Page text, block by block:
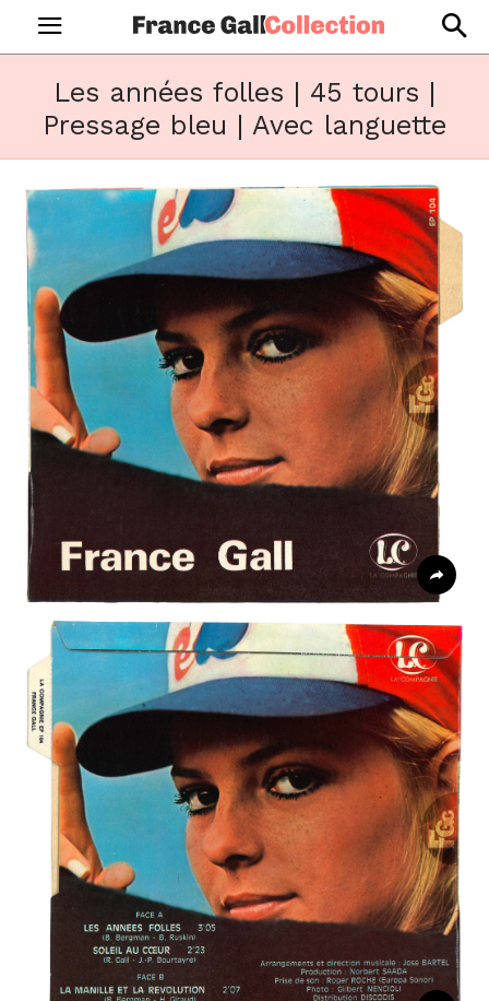
Les années folles | 45 tours |
Pressage bleu | Avec languette